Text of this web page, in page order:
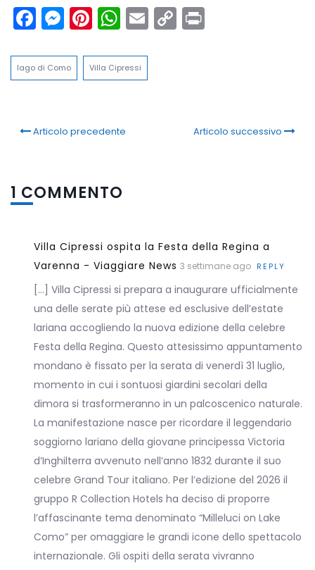
Facebook
Messenger
Pinterest
WhatsApp
Email
Copy
Link
lago di Como Villa Cipressi
Articolo precedente Articolo successivo
1 COMMENTO
Villa Cipressi ospita la Festa della Regina a
Varenna - Viaggiare News 3 settimane ago REPLY
[…] Villa Cipressi si prepara a inaugurare ufficialmente
una delle serate più attese ed esclusive dell’estate
lariana accogliendo la nuova edizione della celebre
Festa della Regina. Questo attesissimo appuntamento
mondano è fissato per la serata di venerdì 31 luglio,
momento in cui i sontuosi giardini secolari della
dimora si trasformeranno in un palcoscenico naturale.
La manifestazione nasce per ricordare il leggendario
soggiorno lariano della giovane principessa Victoria
d’Inghilterra avvenuto nell’anno 1832 durante il suo
celebre Grand Tour italiano. Per l’edizione del 2026 il
gruppo R Collection Hotels ha deciso di proporre
l’affascinante tema denominato “Milleluci on Lake
Como” per omaggiare le grandi icone dello spettacolo
internazionale. Gli ospiti della serata vivranno